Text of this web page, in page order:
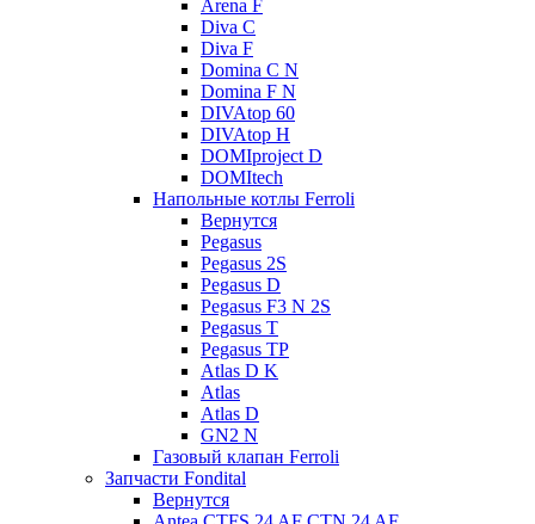
Arena F
Diva C
Diva F
Domina C N
Domina F N
DIVAtop 60
DIVAtop H
DOMIproject D
DOMItech
Напольные котлы Ferroli
Вернутся
Pegasus
Pegasus 2S
Pegasus D
Pegasus F3 N 2S
Pegasus T
Pegasus TP
Atlas D K
Atlas
Atlas D
GN2 N
Газовый клапан Ferroli
Запчасти Fondital
Вернутся